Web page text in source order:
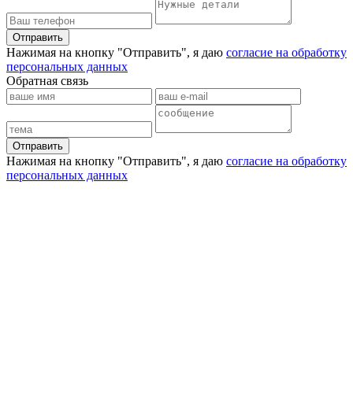
Отправить
Нажимая на кнопку "Отправить", я даю согласие на обработку
персональных данных
Обратная связь
Отправить
Нажимая на кнопку "Отправить", я даю согласие на обработку
персональных данных